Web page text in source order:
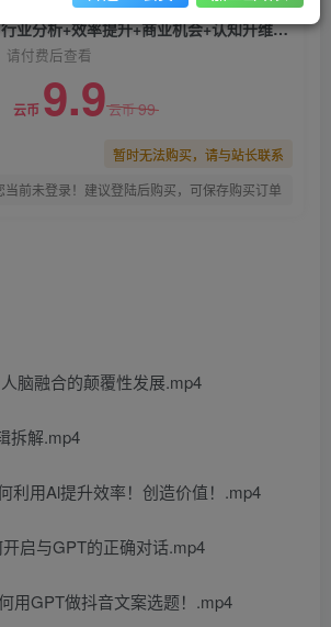
AI新时代商业课：行业分析+效率提升+商业机会+认知升维（40节课+附件）
请付费后查看
云币 9.9云币99
暂时无法购买，请与站长联系
当前未登录！建议登陆后购买，可保存购买订单
脑融合的颠覆性发展.mp4
拆解.mp4
利用Al提升效率！创造价值！.mp4
启与GPT的正确对话.mp4
用GPT做抖音文案选题！.mp4